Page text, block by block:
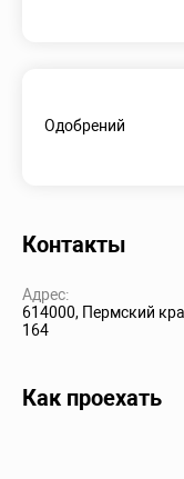
Одобрений
Контакты
Адрес:
614000, Пермский
164
Как проехать